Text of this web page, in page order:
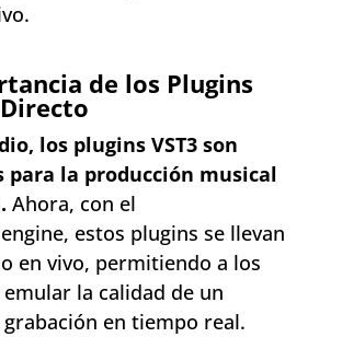
de los Plugins
los plugins VST3 son
para la producción musical
Ahora, con el
estos plugins se llevan
en vivo, permitiendo a los
la calidad de un
en tiempo real.